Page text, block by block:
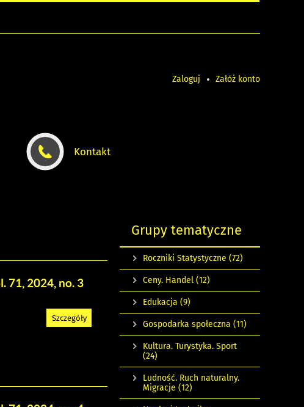
Zaloguj Załóż konto
Kontakt
71, 2024, no. 3
Szczegóły
Grupy tematyczne
Roczniki Statystyczne (72)
Ceny. Handel (12)
Edukacja (9)
Gospodarka społeczna (11)
Kultura. Turystyka. Sport
(24)
Ludność. Ruch naturalny.
Migracje (12)